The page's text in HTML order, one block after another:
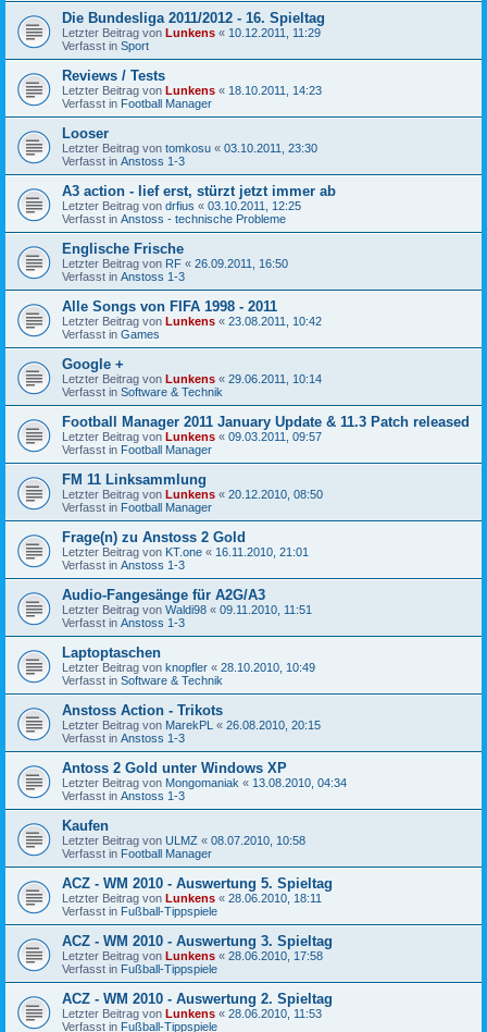
Die Bundesliga 2011/2012 - 16. Spieltag
Letzter Beitrag von Lunkens « 10.12.2011, 11:29
Verfasst in Sport
Reviews / Tests
Letzter Beitrag von Lunkens « 18.10.2011, 14:23
Verfasst in Football Manager
Looser
Letzter Beitrag von tomkosu « 03.10.2011, 23:30
Verfasst in Anstoss 1-3
A3 action - lief erst, stürzt jetzt immer ab
Letzter Beitrag von drfius « 03.10.2011, 12:25
Verfasst in Anstoss - technische Probleme
Englische Frische
Letzter Beitrag von RF « 26.09.2011, 16:50
Verfasst in Anstoss 1-3
Alle Songs von FIFA 1998 - 2011
Letzter Beitrag von Lunkens « 23.08.2011, 10:42
Verfasst in Games
Google +
Letzter Beitrag von Lunkens « 29.06.2011, 10:14
Verfasst in Software & Technik
Football Manager 2011 January Update & 11.3 Patch released
Letzter Beitrag von Lunkens « 09.03.2011, 09:57
Verfasst in Football Manager
FM 11 Linksammlung
Letzter Beitrag von Lunkens « 20.12.2010, 08:50
Verfasst in Football Manager
Frage(n) zu Anstoss 2 Gold
Letzter Beitrag von KT.one « 16.11.2010, 21:01
Verfasst in Anstoss 1-3
Audio-Fangesänge für A2G/A3
Letzter Beitrag von Waldi98 « 09.11.2010, 11:51
Verfasst in Anstoss 1-3
Laptoptaschen
Letzter Beitrag von knopfler « 28.10.2010, 10:49
Verfasst in Software & Technik
Anstoss Action - Trikots
Letzter Beitrag von MarekPL « 26.08.2010, 20:15
Verfasst in Anstoss 1-3
Antoss 2 Gold unter Windows XP
Letzter Beitrag von Mongomaniak « 13.08.2010, 04:34
Verfasst in Anstoss 1-3
Kaufen
Letzter Beitrag von ULMZ « 08.07.2010, 10:58
Verfasst in Football Manager
ACZ - WM 2010 - Auswertung 5. Spieltag
Letzter Beitrag von Lunkens « 28.06.2010, 18:11
Verfasst in Fußball-Tippspiele
ACZ - WM 2010 - Auswertung 3. Spieltag
Letzter Beitrag von Lunkens « 28.06.2010, 17:58
Verfasst in Fußball-Tippspiele
ACZ - WM 2010 - Auswertung 2. Spieltag
Letzter Beitrag von Lunkens « 28.06.2010, 11:53
Verfasst in Fußball-Tippspiele